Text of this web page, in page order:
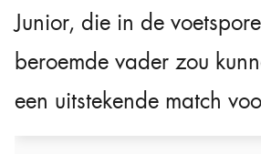
Junior, die in de
beroemde vader zou
een uitstekende match